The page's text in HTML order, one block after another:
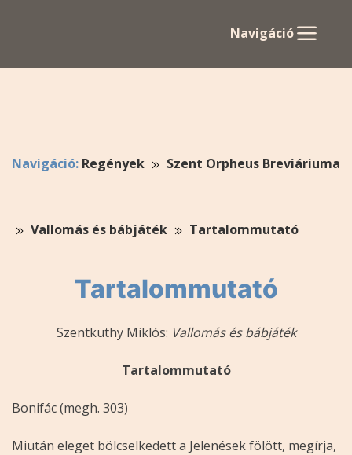
Navigáció
Navigáció: Regények Szent Orpheus Breviáriuma
Vallomás és bábjáték Tartalommutató
Tartalommutató
Szentkuthy Miklós: Vallomás és bábjáték
Tartalommutató
Bonifác (megh. 303)
Miután eleget bölcselkedett a Jelenések fölött, megírja,